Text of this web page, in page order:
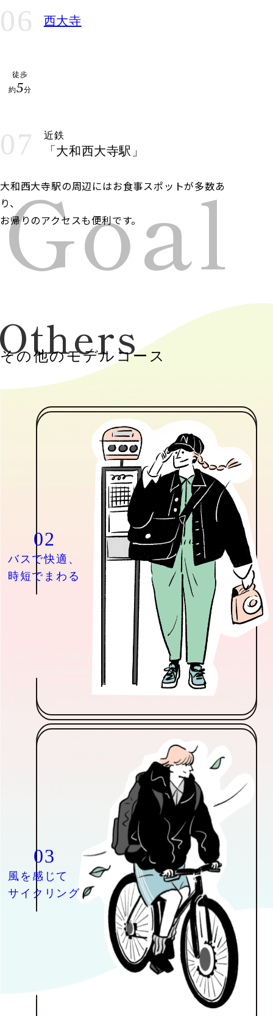
06 西大寺
徒歩
約5分
07 近鉄
「大和西大寺駅」
大和西大寺駅の周辺にはお食事スポットが多数あ
り、
お帰りのアクセスも便利です。
Goal
その他のモデルコース
02
バスで快適、
時短でまわる
03
風を感じて
サイクリング